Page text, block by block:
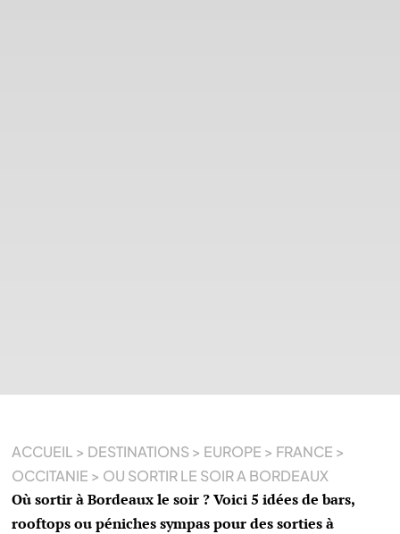
ACCUEIL > DESTINATIONS> EUROPE > FRANCE >
OCCITANIE > OU SORTIR LE SOIR A BORDEAUX
Où sortir àBordeaux le soir ? Voici 5 idées de bars,
rooftops ou péniches sympas pour des sorties à